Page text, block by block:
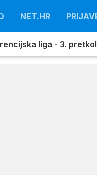
NET.HR
liga - 3.